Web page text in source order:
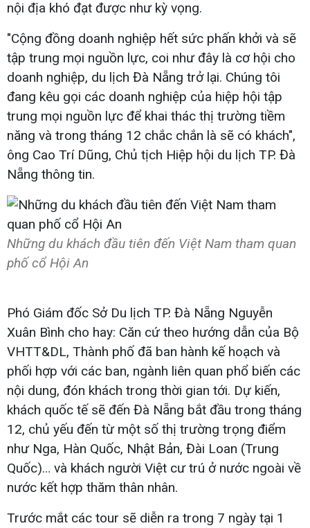
nội địa khó đạt được như kỳ vọng.
"Cộng đồng doanh nghiệp hết sức phấn khởi và sẽ
tập trung mọi nguồn lực, coi như đây là cơ hội cho
doanh nghiệp, du lịch Đà Nẵng trở lại. Chúng tôi
đang kêu gọi các doanh nghiệp của hiệp hội tập
trung mọi nguồn lực để khai thác thị trường tiềm
năng và trong tháng 12 chắc chắn là sẽ có khách",
ông Cao Trí Dũng, Chủ tịch Hiệp hội du lịch TP. Đà
Nẵng thông tin.
Những du khách đầu tiên đến Việt Nam tham quan
phố cổ Hội An
Phó Giám đốc Sở Du lịch TP. Đà Nẵng Nguyễn
Xuân Bình cho hay: Căn cứ theo hướng dẫn của Bộ
VHTT&DL, Thành phố đã ban hành kế hoạch và
phối hợp với các ban, ngành liên quan phổ biến các
nội dung, đón khách trong thời gian tới. Dự kiến,
khách quốc tế sẽ đến Đà Nẵng bắt đầu trong tháng
12, chủ yếu đến từ một số thị trường trọng điểm
như Nga, Hàn Quốc, Nhật Bản, Đài Loan (Trung
Quốc)… và khách người Việt cư trú ở nước ngoài về
nước kết hợp thăm thân nhân.
Trước mắt các tour sẽ diễn ra trong 7 ngày tại 1